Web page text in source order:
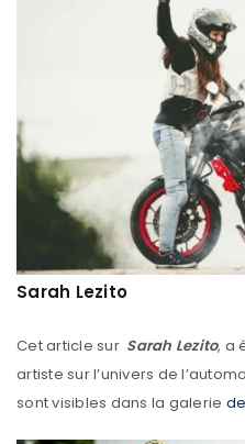
Sarah Lezito
Cet article surSarah Lezito, a
artiste sur l’univers de
sont visibles dans la galerie